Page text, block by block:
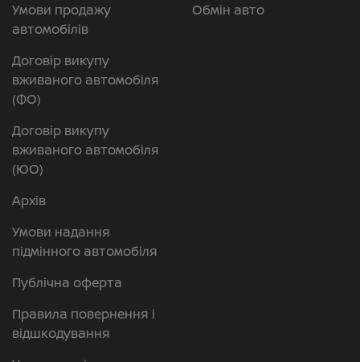
Умови продажу
автомобілів
Договір викупу
вживаного автомобіля
(ФО)
Договір викупу
вживаного автомобіля
(ЮО)
Архів
Умови надання
підмінного автомобіля
Публічна оферта
Правила повернення і
відшкодування
Обмін авто